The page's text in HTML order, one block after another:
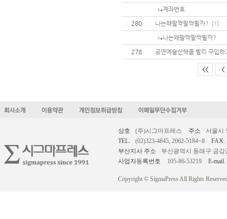
계좌번호
280
나는왜팔짝팔짝뛸까? [1]
나는왜팔짝팔짝뛸까?
278
공연예술산책을 빨리 구입
<< <
상호 (주)시그마프레스 주소
서울시
TEL.
(02)323-4845, 2062-5184~8
FAX.
부산지사 주소
부산광역시 동래구 금강
사업자등록번호
105-86-53219 E-mail.
Copyright © SigmaPress All Rights